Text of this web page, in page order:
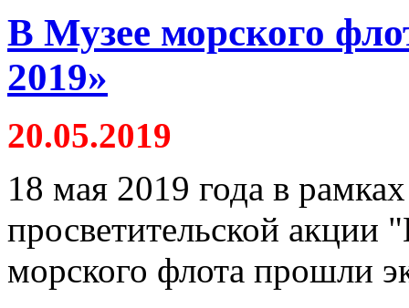
В Музее морского
2019»
20.05.2019
18 мая 2019 года в
просветительской акции
морского флота прошли